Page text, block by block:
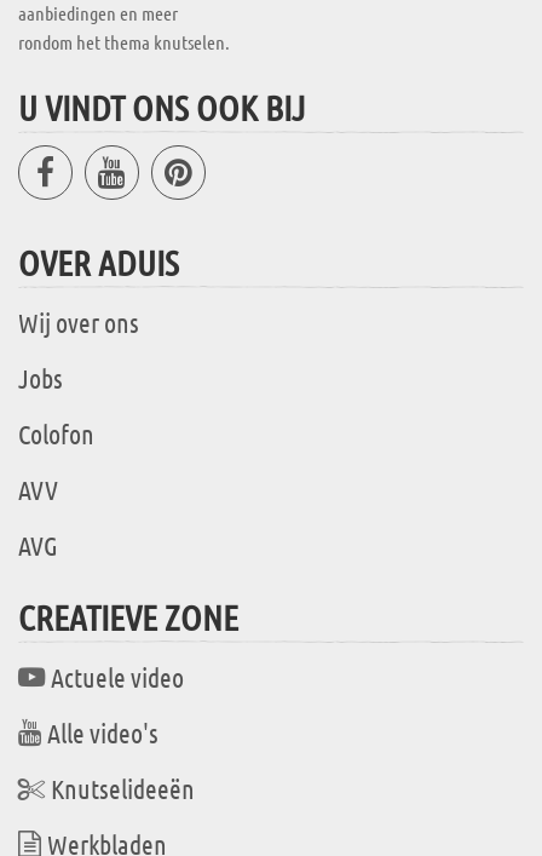
aanbiedingen en meer
rondom het thema knutselen.
U VINDT ONS OOK BIJ
OVER ADUIS
Wij over ons
Jobs
Colofon
AVV
AVG
CREATIEVE ZONE
Actuele video
Alle video's
Knutselideeën
Werkbladen